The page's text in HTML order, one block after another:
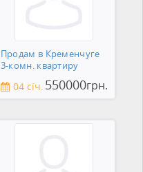
Продам в Кременчуге
3-комн. квартиру
04 січ. 550000грн.